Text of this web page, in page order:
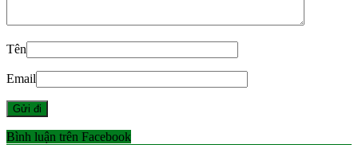
Tên
Email
Bình luận trên Facebook